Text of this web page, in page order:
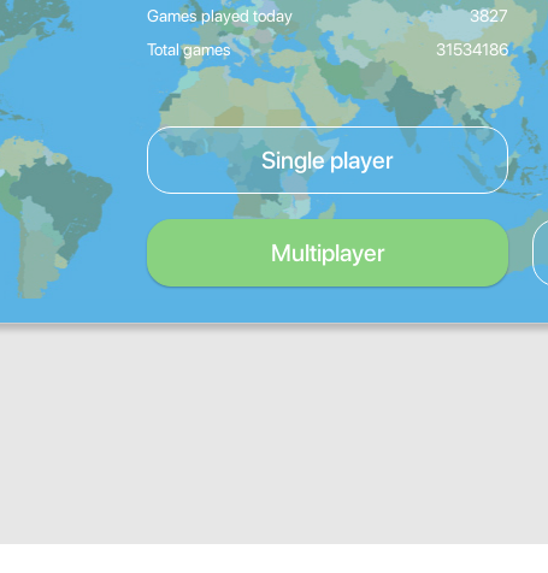
Games played today
3827
Total games
31534186
Single player
Multiplayer